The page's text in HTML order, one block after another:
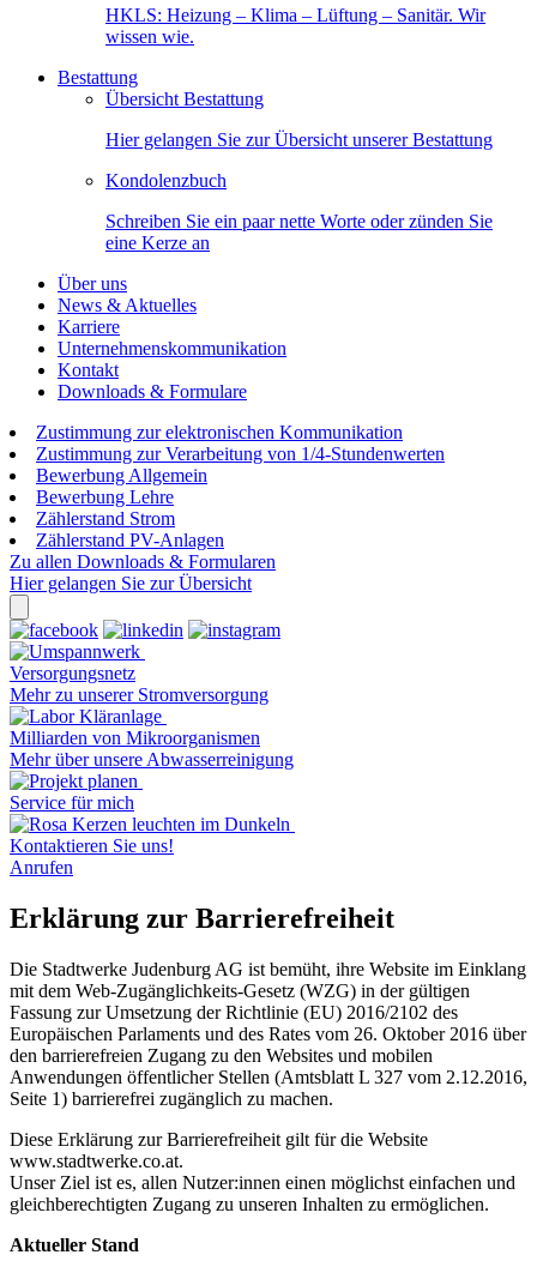
HKLS: Heizung – Klima – Lüftung – Sanitär. Wir
wissen wie.
Bestattung
Übersicht Bestattung
Hier gelangen Sie zur Übersicht unserer Bestattung
Kondolenzbuch
Schreiben Sie ein paar nette Worte oder zünden Sie
eine Kerze an
Über uns
News & Aktuelles
Karriere
Unternehmenskommunikation
Kontakt
Downloads & Formulare
Zustimmung zur elektronischen Kommunikation
Zustimmung zur Verarbeitung von 1/4-Stundenwerten
Bewerbung Allgemein
Bewerbung Lehre
Zählerstand Strom
Zählerstand PV-Anlagen
Zu allen Downloads & Formularen
Hier gelangen Sie zur Übersicht
Versorgungsnetz
Mehr zu unserer Stromversorgung
Milliarden von Mikroorganismen
Mehr über unsere Abwasserreinigung
Service für mich
Kontaktieren Sie uns!
Anrufen
Erklärung zur Barrierefreiheit
Die Stadtwerke Judenburg AG ist bemüht, ihre Website im Einklang
mit dem Web-Zugänglichkeits-Gesetz (WZG) in der gültigen
Fassung zur Umsetzung der Richtlinie (EU) 2016/2102 des
Europäischen Parlaments und des Rates vom 26. Oktober 2016 über
den barrierefreien Zugang zu den Websites und mobilen
Anwendungen öffentlicher Stellen (Amtsblatt L 327 vom 2.12.2016,
Seite 1) barrierefrei zugänglich zu machen.
Diese Erklärung zur Barrierefreiheit gilt für die Website
www.stadtwerke.co.at.
Unser Ziel ist es, allen Nutzer:innen einen möglichst einfachen und
gleichberechtigten Zugang zu unseren Inhalten zu ermöglichen.
Aktueller Stand